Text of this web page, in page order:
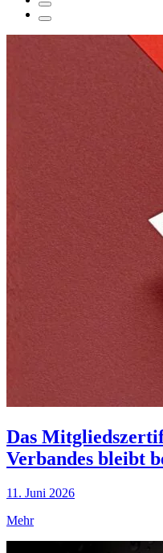
Das
Verbandes bleibt
11. Juni 2026
Mehr